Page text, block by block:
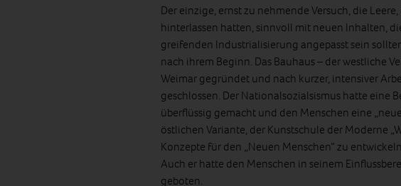
Der einzige, ernst zu nehmende Versuch, die
hinterlassen hatten, sinnvoll mit neuen Inhalten,
greifenden Industrialisierung angepasst sein
nach ihrem Beginn. Das Bauhaus – der westliche
Weimar gegründet und nach kurzer, intensiver
geschlossen. Der Nationalsozialsismus hatte eine
überflüssig gemacht und den Menschen eine
östlichen Variante, der Kunstschule der Moderne
Konzepte für den „Neuen Menschen“ zu
Auch er hatte den Menschen in seinem
geboten.